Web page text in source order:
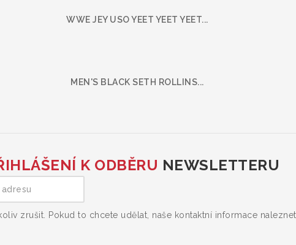
WWE JEY USO YEET YEET YEET...
MEN'S BLACK SETH ROLLINS...
K ODBĚRU NEWSLETTERU
zrušit. Pokud to chcete udělat, naše kontaktní informace